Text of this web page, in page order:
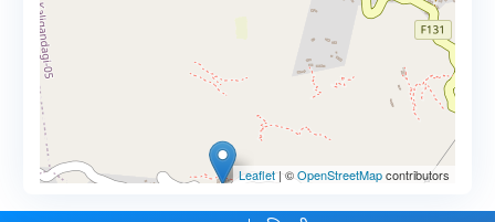
Leaflet | ©OpenStreetMapcontributors